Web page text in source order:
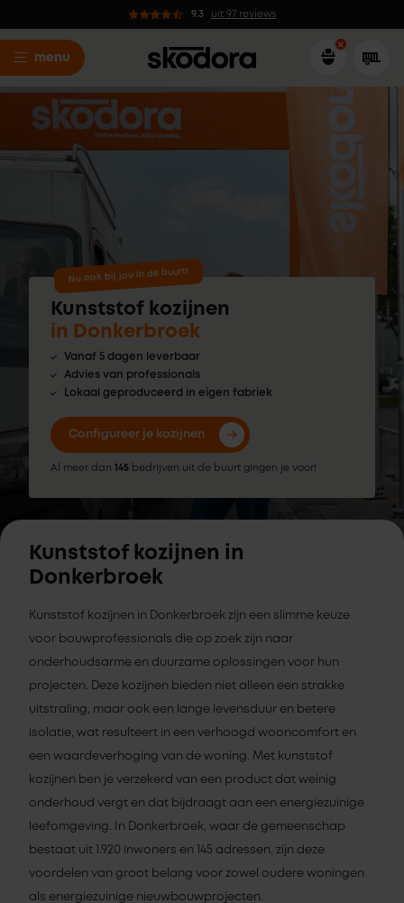
9.3 uit 97 reviews
menu
Nu ook bij jou in de buurt!
Kunststof kozijnen
in Donkerbroek
Vanaf 5 dagen leverbaar
Advies van professionals
Lokaal geproduceerd in eigen fabriek
Configureer je kozijnen
Al meer dan 145 bedrijven uit de buurt gingen je voor!
Kunststof kozijnen in
Donkerbroek
Kunststof kozijnen in Donkerbroek zijn een slimme keuze
voor bouwprofessionals die op zoek zijn naar
onderhoudsarme en duurzame oplossingen voor hun
projecten. Deze kozijnen bieden niet alleen een strakke
uitstraling, maar ook een lange levensduur en betere
isolatie, wat resulteert in een verhoogd wooncomfort en
een waardeverhoging van de woning. Met kunststof
kozijnen ben je verzekerd van een product dat weinig
onderhoud vergt en dat bijdraagt aan een energiezuinige
leefomgeving. In Donkerbroek, waar de gemeenschap
bestaat uit 1.920 inwoners en 145 adressen, zijn deze
voordelen van groot belang voor zowel oudere woningen
als energiezuinige nieuwbouwprojecten.